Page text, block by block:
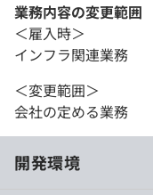
業務内容の変更範囲
＜雇入時＞
インフラ関連業務
＜変更範囲＞
会社の定める業務
開発環境